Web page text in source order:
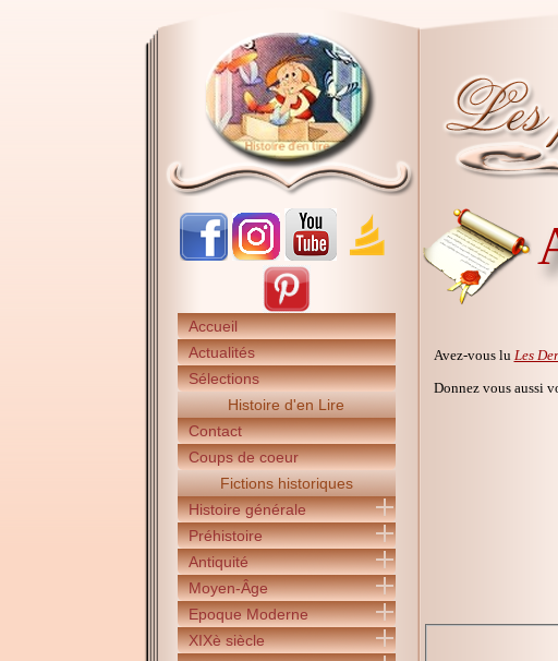
Accueil
Actualités
Sélections
Histoire d'en Lire
Contact
Coups de coeur
Fictions historiques
Histoire générale
Préhistoire
Antiquité
Moyen-Âge
Epoque Moderne
XIXè siècle
Avez-vous lu Les
Donnez vous aussi